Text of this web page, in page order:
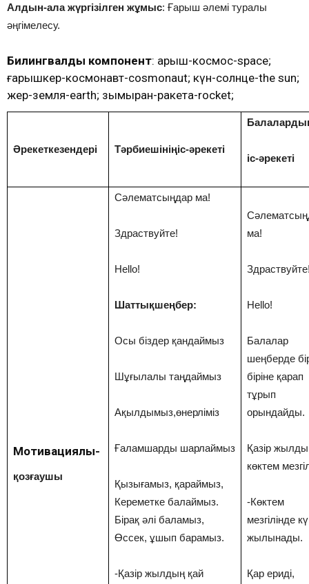
Алдын-ала жүргізілген жұмыс: Ғарыш әлемі туралы
әңгімелесу.
Билингвалдық компонент: Ғарыш-космос-space;
ғарышкер-космонавт-cosmonaut; күн-солнце-the sun;
жер-земля-earth; зымыран-ракета-rocket;
Әрекеткезендері Тәрбиешініңіс-әрекеті
іс-әрекеті
Мотивациялық-
қозғаушы
Сәлематсыңдар ма!
Здраствуйте!
Hello!
Шаттықшеңбер:
Осы біздер қандаймыз
Шұғылалы таңдаймыз
Ақылдымыз,өнерліміз
Ғаламшарды шарлаймыз
Қызығамыз, қараймыз,
Кереметке балаймыз.
Бірақ әлі баламыз,
Өссек, ұшып барамыз.
-Қазір жылдың қай
ма!
Hello!
Балалар
шеңберде
біріне қарап
тұрып
орындайды.
Қазір
көктем
-Көктем
мезгілінде
жылынады.
Қар ериді,